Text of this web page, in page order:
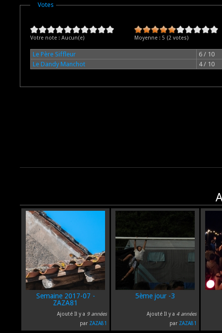
Masquer
Votes
Votre note : Aucun(e) Moyenne : 5 (2votes)
Le Père Siffleur
6 / 10
Le Dandy Manchot
4 / 10
Semaine 2017-07 -
ZAZA81
Ajouté Il y a 9 années
par ZAZA81
5ème jour -3
Ajouté Il y a 4 années
par ZAZA81